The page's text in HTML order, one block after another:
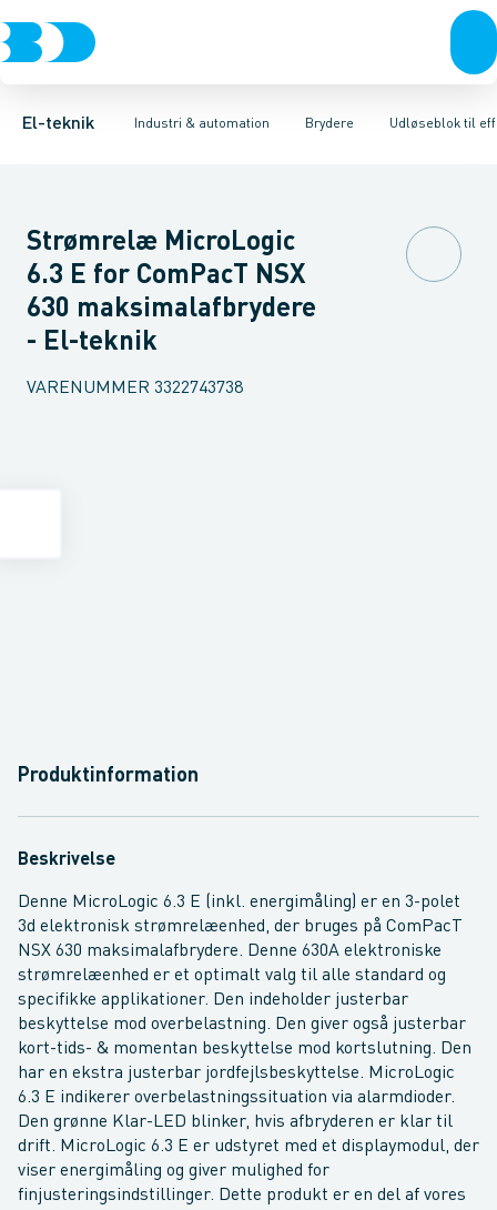
El-teknik Industri & automation
Afbrydere, stikkontakter & lampeudtagForgreningsmateriel
Brydere
Industristiksystemer Frekvensomformere og softstartere
Udløseblok til
Motorbetjening for effektafbryder Ombygningssæt til
Strømrelæ MicroLogic
6.3 E for ComPacT NSX
630 maksimalafbrydere
- El-teknik
VARENUMMER 3322743738
Produktinformation
Beskrivelse
Denne MicroLogic 6.3 E (inkl. energimåling) er en 3-polet
3d elektronisk strømrelæenhed, der bruges på ComPacT
NSX 630 maksimalafbrydere. Denne 630A elektroniske
strømrelæenhed er et optimalt valg til alle standard og
specifikke applikationer. Den indeholder justerbar
beskyttelse mod overbelastning. Den giver også justerbar
kort-tids- & momentan beskyttelse mod kortslutning. Den
har en ekstra justerbar jordfejlsbeskyttelse. MicroLogic
6.3 E indikerer overbelastningssituation via alarmdioder.
Den grønne Klar-LED blinker, hvis afbryderen er klar til
drift. MicroLogic 6.3 E er udstyret med et displaymodul, der
viser energimåling og giver mulighed for
finjusteringsindstillinger. Dette produkt er en del af vores